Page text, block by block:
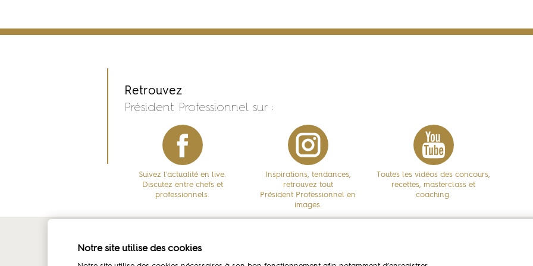
Retrouvez
Président Professionnel sur :
Suivez l'actualité en live.
Discutez entre chefs et
professionnels.
Inspirations, tendances,
retrouvez tout
Président Professionnel en
images.
Toutes les vidéos des concours,
recettes, masterclass et
coaching.
La marque
Notre site utilise des cookies